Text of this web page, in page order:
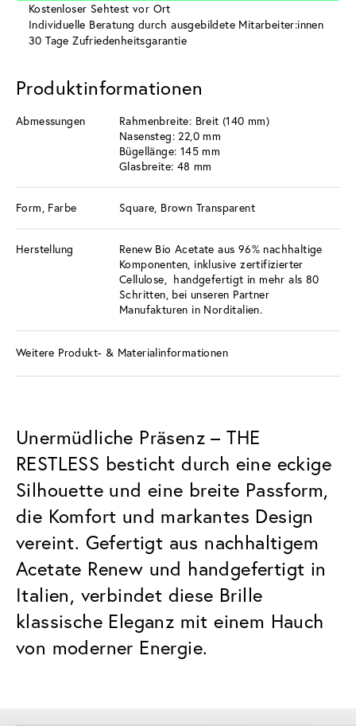
Kostenloser Sehtest vor Ort
Individuelle Beratung durch ausgebildete Mitarbeiter:innen
30 Tage Zufriedenheitsgarantie
Produktinformationen
Abmessungen
Rahmenbreite: Breit (140 mm)
Nasensteg: 22,0 mm
Bügellänge: 145 mm
Glasbreite: 48 mm
Form, Farbe Square, Brown Transparent
Herstellung
Renew Bio Acetate aus 96% nachhaltige
Komponenten, inklusive zertifizierter
Cellulose, handgefertigt in mehr als 80
Schritten, bei unseren Partner
Manufakturen in Norditalien.
Weitere Produkt- & Materialinformationen
Unermüdliche Präsenz – THE
RESTLESS besticht durch eine eckige
Silhouette und eine breite Passform,
die Komfort und markantes Design
vereint. Gefertigt aus nachhaltigem
Acetate Renew und handgefertigt in
Italien, verbindet diese Brille
klassische Eleganz mit einem Hauch
von moderner Energie.